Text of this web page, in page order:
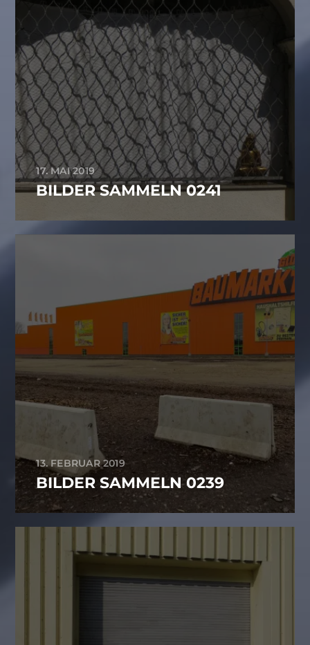
17. MAI 2019
BILDER SAMMELN 0241
13. FEBRUAR 2019
BILDER SAMMELN 0239